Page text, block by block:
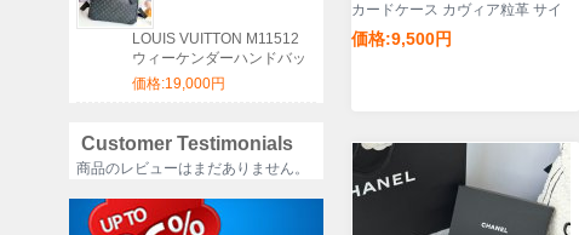
LOUIS VUITTON M11512
ウィーケンダーハンドバッ
グ サイズ:46x31x18cm
価格:19,000円
Customer Testimonials
商品のレビューはまだありません。
カードケース カヴィア粒革 サイ
ズ:12.5x8.5x2.5cm
価格:9,500円